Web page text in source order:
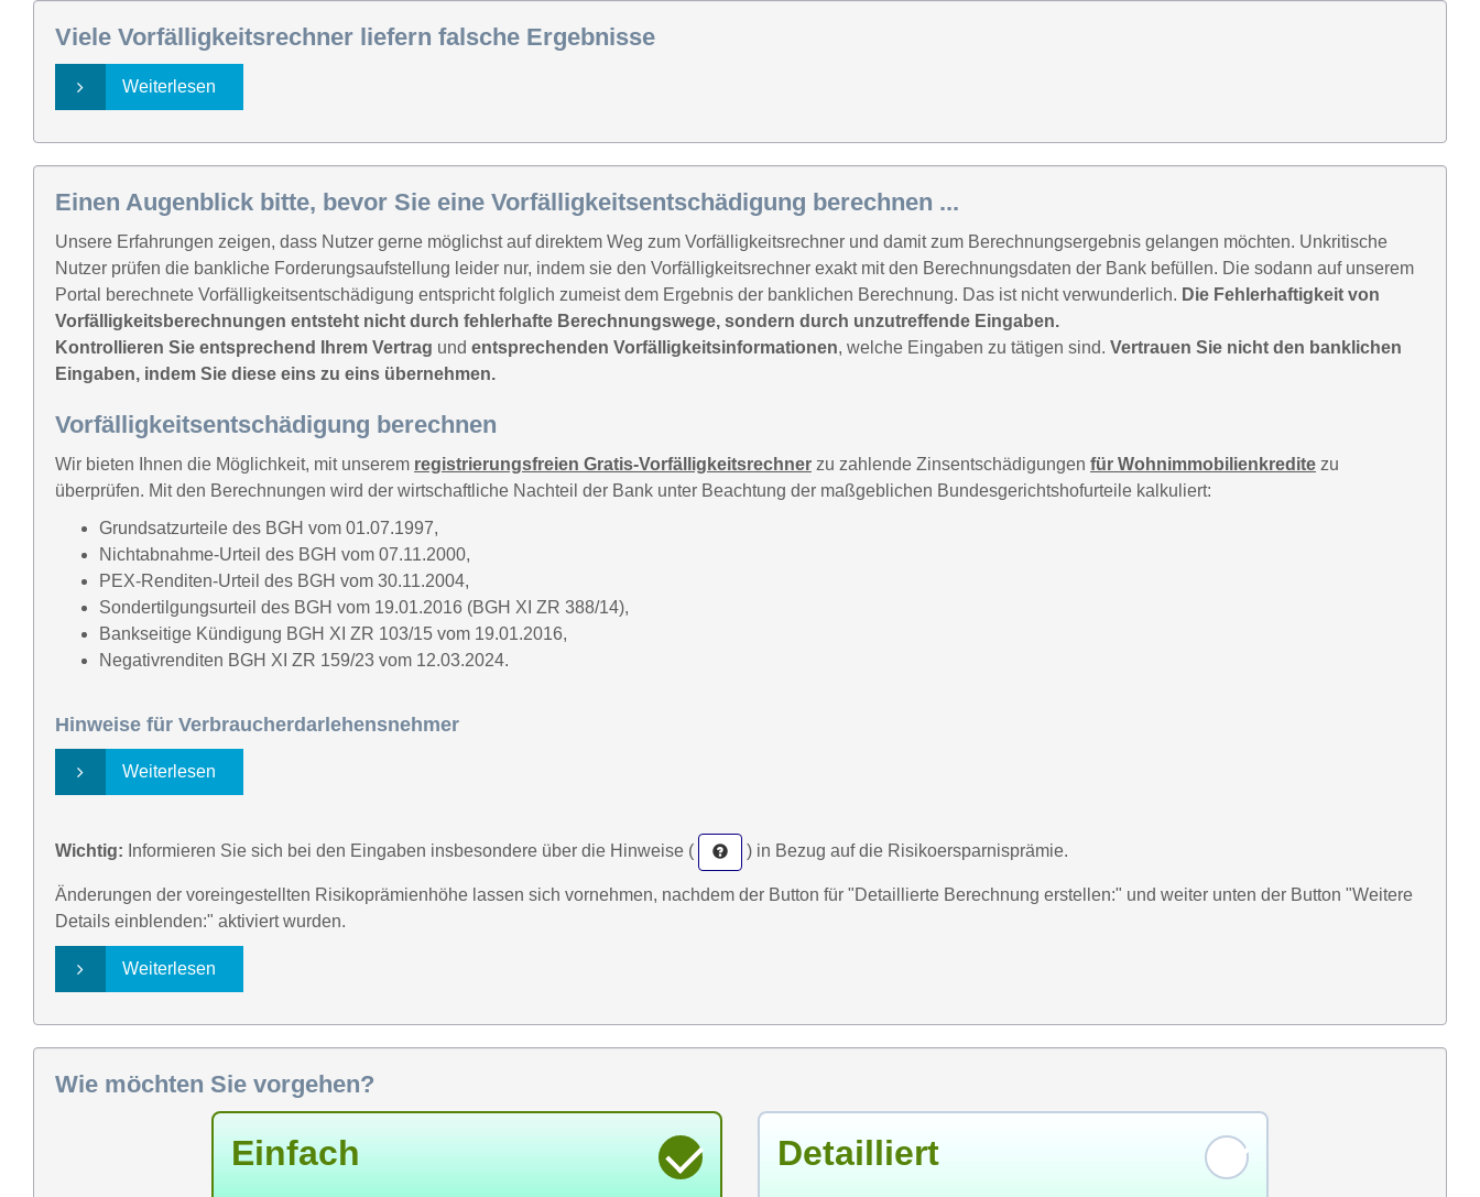
Viele Vorfälligkeitsrechner liefern falsche Ergebnisse
Weiterlesen
Einen Augenblick bitte, bevor Sie eine Vorfälligkeitsentschädigung berechnen ...
Unsere Erfahrungen zeigen, dass Nutzer gerne möglichst auf direktem Weg zum Vorfälligkeitsrechner und damit zum Berechnungsergebnis gelangen möchten. Unkritische
Nutzer prüfen die bankliche Forderungsaufstellung leider nur, indem sie den Vorfälligkeitsrechner exakt mit den Berechnungsdaten der Bank befüllen. Die sodann auf unserem
Portal berechnete Vorfälligkeitsentschädigung entspricht folglich zumeist dem Ergebnis der banklichen Berechnung. Das ist nicht verwunderlich. Die Fehlerhaftigkeit von
Vorfälligkeitsberechnungen entsteht nicht durch fehlerhafte Berechnungswege, sondern durch unzutreffende Eingaben.
Kontrollieren Sie entsprechend Ihrem Vertrag und entsprechenden Vorfälligkeitsinformationen, welche Eingaben zu tätigen sind. Vertrauen Sie nicht den banklichen
Eingaben, indem Sie diese eins zu eins übernehmen.
Vorfälligkeitsentschädigung berechnen
Wir bieten Ihnen die Möglichkeit, mit unserem registrierungsfreien Gratis-Vorfälligkeitsrechner zu zahlende Zinsentschädigungen für Wohnimmobilienkredite zu
überprüfen. Mit den Berechnungen wird der wirtschaftliche Nachteil der Bank unter Beachtung der maßgeblichen Bundesgerichtshofurteile kalkuliert:
Grundsatzurteile des BGH vom 01.07.1997,
Nichtabnahme-Urteil des BGH vom 07.11.2000,
PEX-Renditen-Urteil des BGH vom 30.11.2004,
Sondertilgungsurteil des BGH vom 19.01.2016 (BGH XI ZR 388/14),
Bankseitige Kündigung BGH XI ZR 103/15 vom 19.01.2016,
Negativrenditen BGH XI ZR 159/23 vom 12.03.2024.
Hinweise für Verbraucherdarlehensnehmer
Weiterlesen
Wichtig: Informieren Sie sich bei den Eingaben insbesondere über die Hinweise ( ) in Bezug auf die Risikoersparnisprämie.
Änderungen der voreingestellten Risikoprämienhöhe lassen sich vornehmen, nachdem der Button für "Detaillierte Berechnung erstellen:" und weiter unten der Button "Weitere
Details einblenden:" aktiviert wurden.
Weiterlesen
Wie möchten Sie vorgehen?
Einfach Detailliert